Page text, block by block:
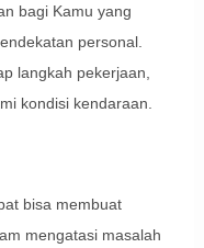
bagi Kamu yang
personal.
langkah pekerjaan,
kondisi kendaraan.
bisa membuat
mengatasi masalah